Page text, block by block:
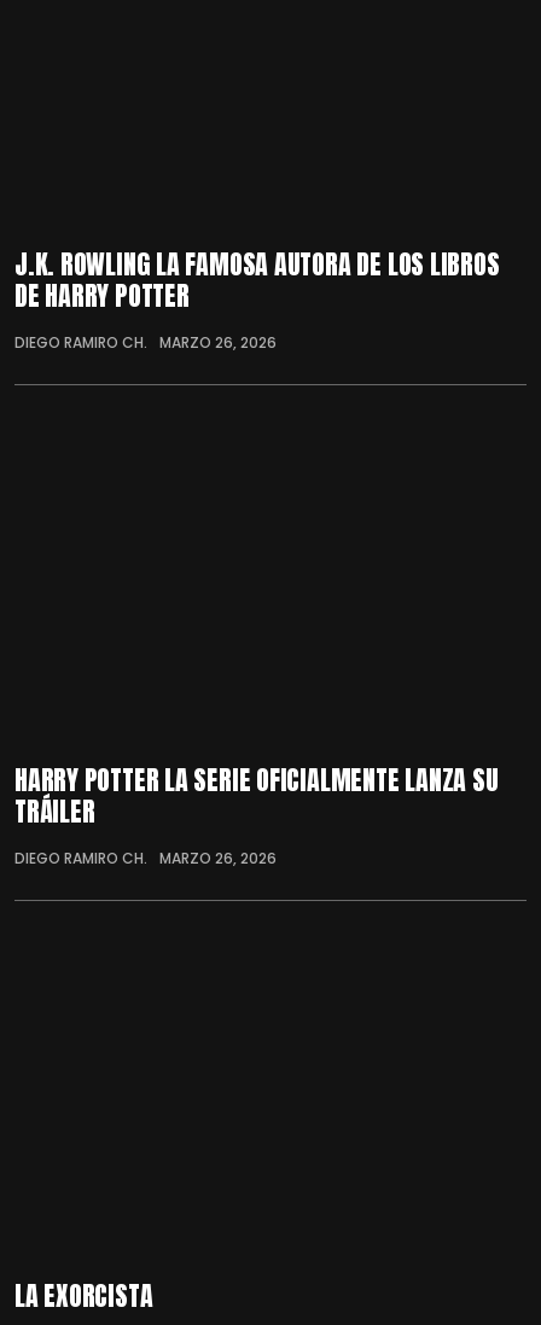
J.K. ROWLING LA FAMOSA AUTORA DE LOS LIBROS
DE HARRY POTTER
DIEGO RAMIRO CH. MARZO 26, 2026
HARRY POTTER LA SERIE OFICIALMENTE LANZA SU
TRÁILER
DIEGO RAMIRO CH. MARZO 26, 2026
LA EXORCISTA